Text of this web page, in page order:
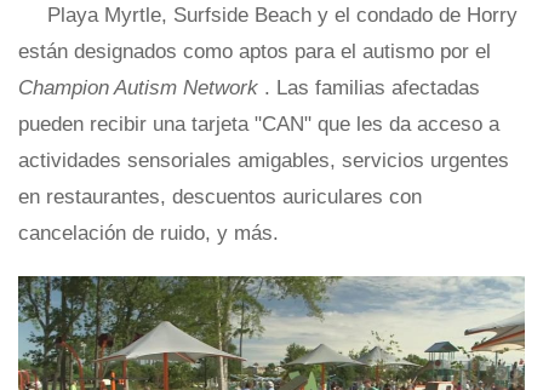
Playa Myrtle, Surfside Beach y el condado de Horry
están designados como aptos para el autismo por el
Champion Autism Network . Las familias afectadas
pueden recibir una tarjeta "CAN" que les da acceso a
actividades sensoriales amigables, servicios urgentes
en restaurantes, descuentos auriculares con
cancelación de ruido, y más.